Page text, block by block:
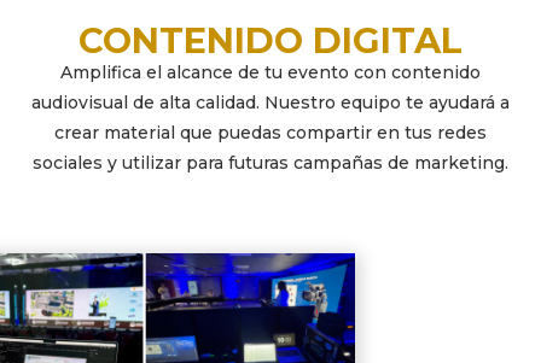
CONTENIDO DIGITAL
Amplifica el alcance de tu evento con contenido
audiovisual de alta calidad. Nuestro equipo te ayudará a
crear material que puedas compartir en tus redes
sociales y utilizar para futuras campañas de marketing.